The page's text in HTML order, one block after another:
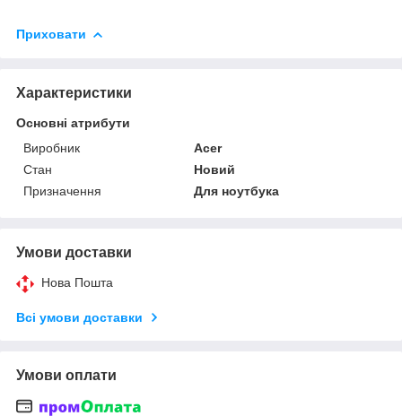
Приховати
Характеристики
Основні атрибути
Виробник
Acer
Стан
Новий
Призначення
Для ноутбука
Умови доставки
Нова Пошта
Всі умови доставки
Умови оплати